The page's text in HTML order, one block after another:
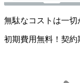
無駄なコストは一切
初期費用無料！契約